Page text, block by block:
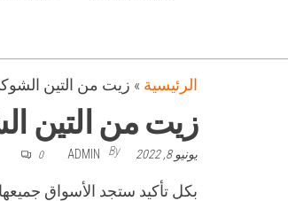
الرئيسية » زيت من التين
زيت من التين
يونيو 8, 2022 By
ADMIN
0
بكل تأكيد ستجد الأسواق